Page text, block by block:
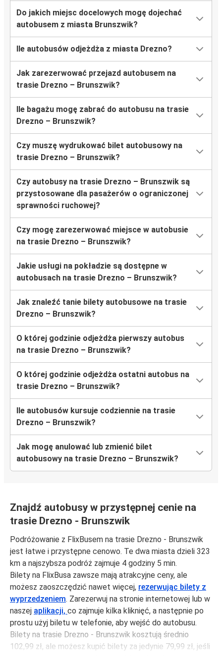
Do jakich miejsc docelowych mogę dojechać
autobusem z miasta Brunszwik?
Ile autobusów odjeżdża z miasta Drezno?
Jak zarezerwować przejazd autobusem na
trasie Drezno – Brunszwik?
Ile bagażu mogę zabrać do autobusu na trasie
Drezno – Brunszwik?
Czy muszę wydrukować bilet autobusowy na
trasie Drezno – Brunszwik?
Czy autobusy na trasie Drezno – Brunszwik są
przystosowane dla pasażerów o ograniczonej
sprawności ruchowej?
Czy mogę zarezerwować miejsce w autobusie
na trasie Drezno – Brunszwik?
Jakie usługi na pokładzie są dostępne w
autobusach na trasie Drezno – Brunszwik?
Jak znaleźć tanie bilety autobusowe na trasie
Drezno – Brunszwik?
O której godzinie odjeżdża pierwszy autobus
na trasie Drezno – Brunszwik?
O której godzinie odjeżdża ostatni autobus na
trasie Drezno – Brunszwik?
Ile autobusów kursuje codziennie na trasie
Drezno – Brunszwik?
Jak mogę anulować lub zmienić bilet
autobusowy na trasie Drezno – Brunszwik?
Znajdź autobusy w przystępnej cenie na
trasie Drezno - Brunszwik
Podróżowanie z FlixBusem na trasie Drezno - Brunszwik
jest łatwe i przystępne cenowo. Te dwa miasta dzieli 323
km a najszybsza podróż zajmuje 4 godziny 5 min.
Bilety na FlixBusa zawsze mają atrakcyjne ceny, ale
możesz zaoszczędzić nawet więcej, rezerwując bilety z
wyprzedzeniem. Zarezerwuj na stronie internetowej lub w
naszej aplikacji, co zajmuje kilka kliknięć, a następnie po
prostu użyj biletu w telefonie, aby wejść do autobusu.
Bilety na trasie Drezno - Brunszwik kosztują średnio
102,99 zł, ale możesz kupić bilety za jedynie 79,99 zł, jeśli